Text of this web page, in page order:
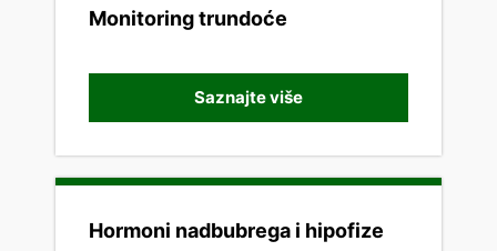
Monitoring trundoće
Saznajte više
Hormoni nadbubrega i hipofize